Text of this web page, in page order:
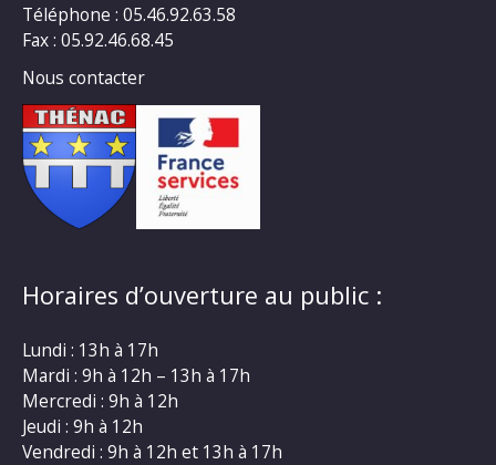
Téléphone : 05.46.92.63.58
Fax : 05.92.46.68.45
Nous contacter
Horaires d’ouverture au public :
Lundi : 13h à 17h
Mardi : 9h à 12h – 13h à 17h
Mercredi : 9h à 12h
Jeudi : 9h à 12h
Vendredi : 9h à 12h et 13h à 17h